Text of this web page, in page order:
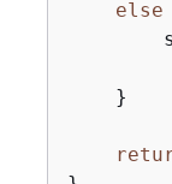
else
    }